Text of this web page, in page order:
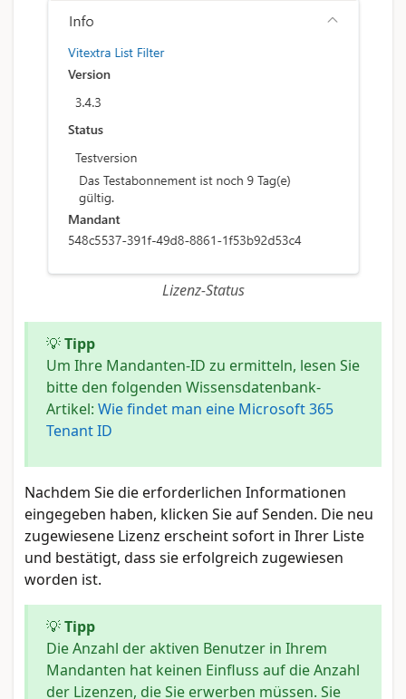
Lizenz-Status
💡Tipp
Um Ihre Mandanten-ID zu ermitteln, lesen Sie
bitte den folgenden Wissensdatenbank-
Artikel: Wie findet man eine Microsoft 365
Tenant ID
Nachdem Sie die erforderlichen Informationen
eingegeben haben, klicken Sie auf Senden. Die neu
zugewiesene Lizenz erscheint sofort in Ihrer Liste
und bestätigt, dass sie erfolgreich zugewiesen
worden ist.
💡Tipp
Die Anzahl der aktiven Benutzer in Ihrem
Mandanten hat keinen Einfluss auf die Anzahl
der Lizenzen, die Sie erwerben müssen. Sie